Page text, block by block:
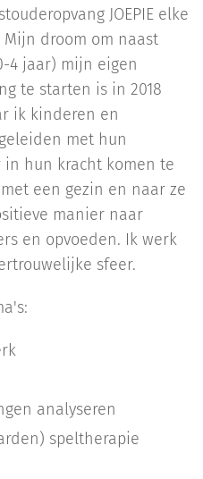
JOEPIE elke
droom om naast
4 jaar) mijn eigen
te starten is in 2018
ik kinderen en
met hun
in hun kracht komen te
een gezin en naar ze
manier naar
en opvoeden. Ik werk
sfeer.
analyseren
speltherapie